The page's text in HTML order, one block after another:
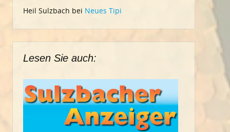
Heil Sulzbach bei Neues Tipi
Lesen Sie auch: